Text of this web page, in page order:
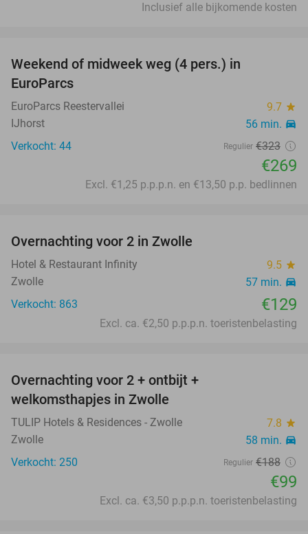
Inclusief alle bijkomende kosten
Weekend of midweek weg (4 pers.) in
EuroParcs
EuroParcs Reestervallei 9.7 star
IJhorst 56 min. directions_car
Verkocht: 44 Regulier €323
€269
Excl. €1,25 p.p.p.n. en €13,50 p.p. bedlinnen
Overnachting voor 2 in Zwolle
Hotel & Restaurant Infinity 9.5 star
Zwolle 57 min. directions_car
Verkocht: 863 €129
Excl. ca. €2,50 p.p.p.n. toeristenbelasting
Overnachting voor 2 + ontbijt +
welkomsthapjes in Zwolle
TULIP Hotels & Residences - Zwolle 7.8 star
Zwolle 58 min. directions_car
Verkocht: 250 Regulier €188
€99
Excl. ca. €3,50 p.p.p.n. toeristenbelasting